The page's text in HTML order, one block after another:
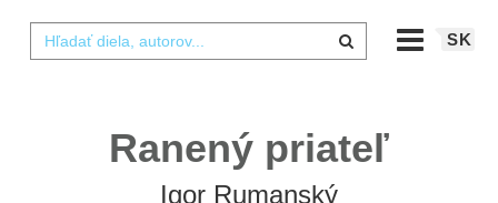
SK
Ranený priateľ
Igor Rumanský